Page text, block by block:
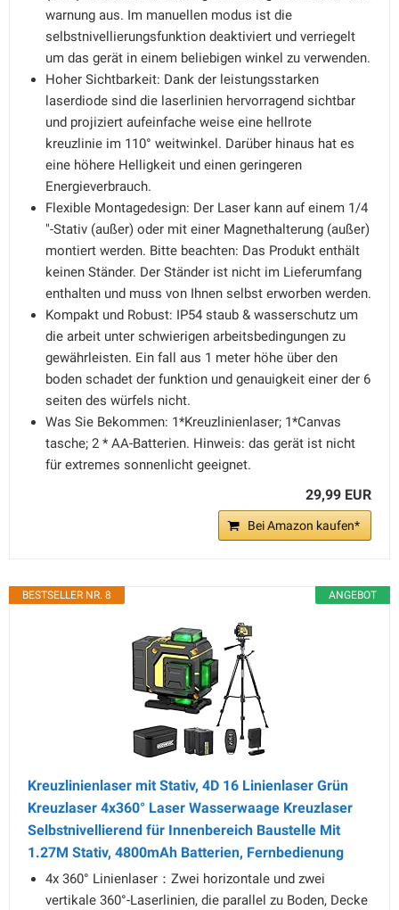
warnung aus. Im manuellen modus ist die
selbstnivellierungsfunktion deaktiviert und verriegelt
um das gerät in einem beliebigen winkel zu verwenden.
Hoher Sichtbarkeit: Dank der leistungsstarken
laserdiode sind die laserlinien hervorragend sichtbar
und projiziert aufeinfache weise eine hellrote
kreuzlinie im 110° weitwinkel. Darüber hinaus hat es
eine höhere Helligkeit und einen geringeren
Energieverbrauch.
Flexible Montagedesign: Der Laser kann auf einem 1/4
"-Stativ (außer) oder mit einer Magnethalterung (außer)
montiert werden. Bitte beachten: Das Produkt enthält
keinen Ständer. Der Ständer ist nicht im Lieferumfang
enthalten und muss von Ihnen selbst erworben werden.
Kompakt und Robust: IP54 staub & wasserschutz um
die arbeit unter schwierigen arbeitsbedingungen zu
gewährleisten. Ein fall aus 1 meter höhe über den
boden schadet der funktion und genauigkeit einer der 6
seiten des würfels nicht.
Was Sie Bekommen: 1*Kreuzlinienlaser; 1*Canvas
tasche; 2 * AA-Batterien. Hinweis: das gerät ist nicht
für extremes sonnenlicht geeignet.
29,99 EUR
Bei Amazon kaufen*
ANGEBOT
BESTSELLER NR. 8
Kreuzlinienlaser mit Stativ, 4D 16 Linienlaser Grün
Kreuzlaser 4x360° Laser Wasserwaage Kreuzlaser
Selbstnivellierend für Innenbereich Baustelle Mit
1.27M Stativ, 4800mAh Batterien, Fernbedienung
4x 360° Linienlaser：Zwei horizontale und zwei
vertikale 360°-Laserlinien, die parallel zu Boden, Decke